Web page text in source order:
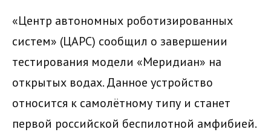
«Центр автономных роботизированных
систем» (ЦАРС) сообщил о завершении
тестирования модели «Меридиан» на
открытых водах. Данное устройство
относится к самолётному типу и станет
первой российской беспилотной амфибией.